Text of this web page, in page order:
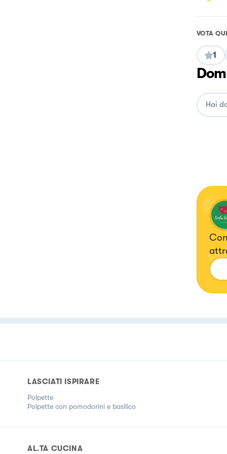
VOTA
1
LASCIATI ISPIRARE
Polpette
Polpette con pomodorini e basilico
AL.TA CUCINA